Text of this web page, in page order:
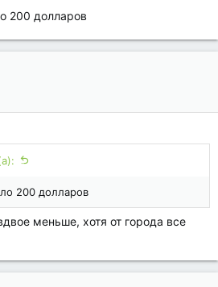
200 долларов
200 долларов
меньше, хотя от города все